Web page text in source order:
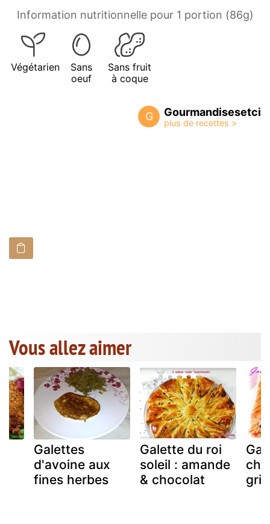
Information nutritionnelle pour 1 portion (86g)
Végétarien
Sans
oeuf
Sans fruit
à coque
G Gourmandisesetci
Vous allez aimer
Galettes
d'avoine aux
fines herbes
Galette du roi
soleil : amande
& chocolat